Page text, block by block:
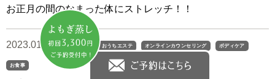
お正月の間のなまった体にストレッチ！！
2023.01.16 お知らせ おうちエステ オンラインカウンセリング ボディケア
お食事